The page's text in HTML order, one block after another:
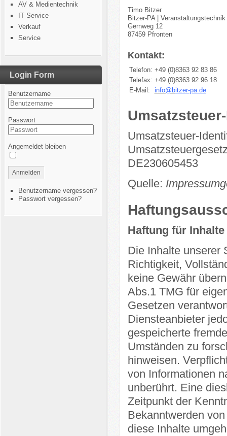
AV & Medientechnik
IT Service
Verkauf
Service
Login Form
Benutzername
Passwort
Angemeldet bleiben
Anmelden
Benutzername vergessen?
Passwort vergessen?
Timo Bitzer
Bitzer-PA | Veranstaltungstechnik
Gernweg 12
87459 Pfronten
Kontakt:
Telefon: +49 (0)8363 92 83 86
Telefax: +49 (0)8363 92 96 18
E-Mail:
info@bitzer-pa.de
Umsatzsteuer-
DE230605453
Quelle:
Haftung für Inhalte
Die Inhalte unserer
Richtigkeit,
keine Gewähr
Abs.1 TMG für
Gesetzen
Diensteanbieter
gespeicherte
Umständen zu
hinweisen.
von Informationen
unberührt. Eine
Zeitpunkt der
Bekanntwerden
diese Inhalte